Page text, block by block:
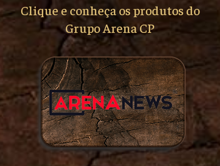
Clique e conheça os produtos do
Grupo Arena CP